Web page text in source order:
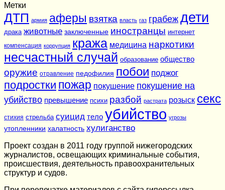
Метки
ДТП армия аферы взятка власть газ грабеж дети
драка животные заключенные иностранцы интернет
компенсация коррупция кража медицина наркотики
несчастный случай образование общество
оружие отравление педофилия побои поджог
подростки пожар покушение покушение на
убийство превышение психи разбой растрата розыск секс
стихия стрельба суицид тело убийство угрозы
утопленники халатность хулиганство
Проект создан в 2011 году группой нижегородских
журналистов, освещающих криминальные события,
происшествия, деятельность правоохранительных
структур и судов.